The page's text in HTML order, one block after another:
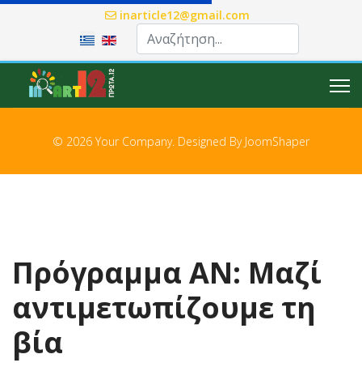
inarticle12@gmail.com
Επιλέξτε τη γλώσσα σας
© 2026 Your Company. Designed By JoomShaper
Πρόγραμμα ΑΝ: Μαζί
αντιμετωπίζουμε τη
βία